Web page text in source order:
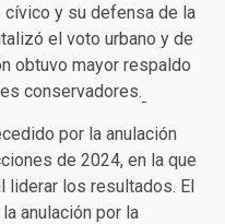
cívico y su defensa de la
el voto urbano y de
obtuvo mayor respaldo
conservadores.
por la anulación
de 2024, en la que
liderar los resultados. El
anulación por la